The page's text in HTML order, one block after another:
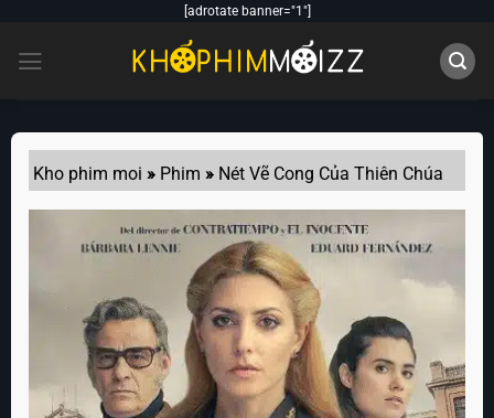
content
[adrotate banner="1"]
Kho phim moi » Phim » Nét Vẽ Cong Của Thiên Chúa